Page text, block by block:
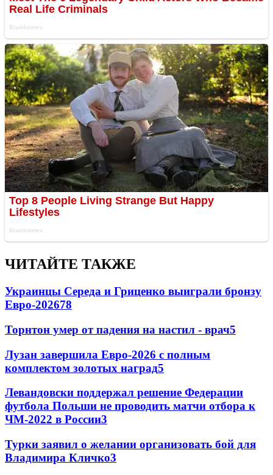
ЧИТАЙТЕ ТАКЖЕ
Украинцы Середа и Гриценко выиграли бронзу
Евро-202678
Торнтон умер от падения на настил - врач5
Лузан завершила Евро-2026 с полным
комплектом золотых наград5
Левандовски поддержал решение Федерации
футбола Польши не проводить матчи отбора к
ЧМ-2022 в России3
Турки заявил о желании организовать бой для
Владимира Кличко3